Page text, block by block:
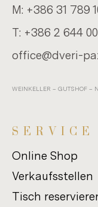
M: +386 31 789
T: +386 2 644
of­fice@dveri-​
WEIN­KEL­LER – GUTS­HOF – N
SER­VICE
Online Shop
Verkaufsstellen
Tisch